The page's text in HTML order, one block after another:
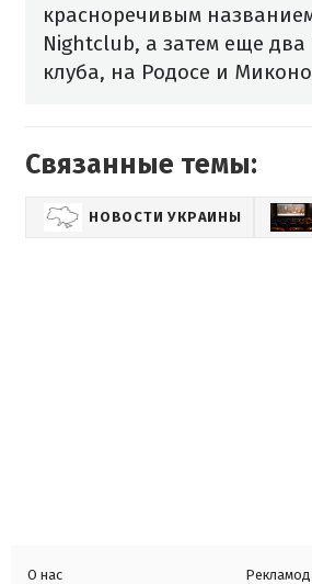
красноречивым
Nightclub, а затем еще
клуба, на Родосе и
Связанные темы:
НОВОСТИ УКРАИНЫ
О нас